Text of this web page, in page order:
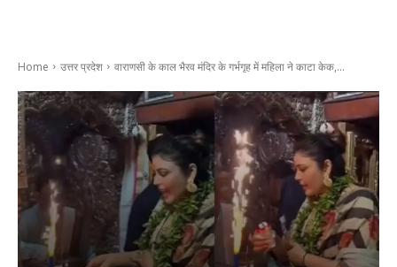
Home उत्तर प्रदेश वाराणसी के काल भैरव मंदिर के गर्भगृह में महिला ने काटा केक,...